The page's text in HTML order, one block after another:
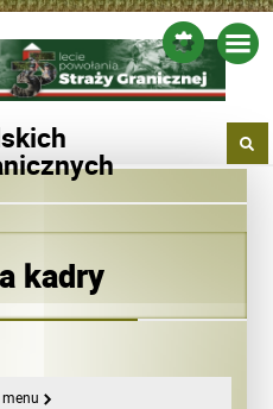
kadry